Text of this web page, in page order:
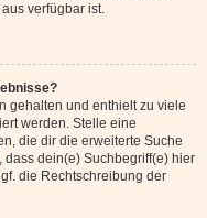
verfügbar ist.
gehalten und enthielt zu viele
werden. Stelle eine
die dir die erweiterte Suche
dass dein(e) Suchbegriff(e) hier
die Rechtschreibung der